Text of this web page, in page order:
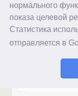
нормального
показа целевой
Статистика
отправляется в